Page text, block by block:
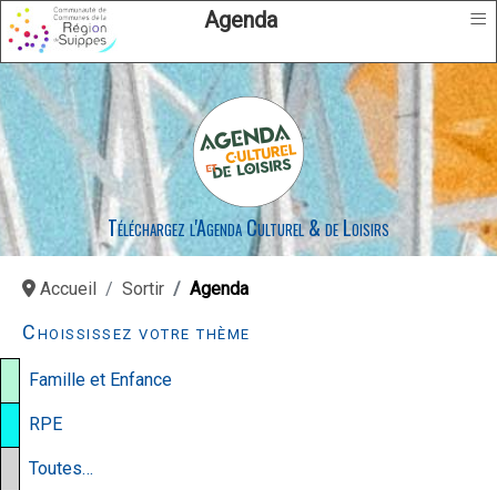
Agenda ≡
Téléchargez l'Agenda Culturel & de Loisirs
Accueil Sortir Agenda
Choississez votre thème
Famille et Enfance
RPE
Toutes…